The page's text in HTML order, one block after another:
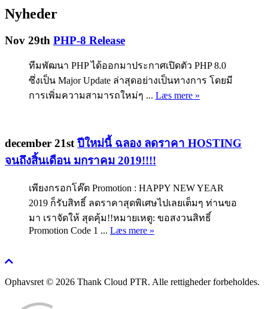
Nyheder
Nov 29th PHP-8 Release
ทีมพัฒนา PHP ได้ออกมาประกาศเปิดตัว PHP 8.0
ซึ่งเป็น Major Update ล่าสุดอย่างเป็นทางการ โดยมี
การเพิ่มความสามารถใหม่ๆ ... Læs mere »
december 21stปีใหม่นี้ ฉลอง ลดราคา HOSTING
จนถึงสิ้นเดือน มกราคม 2019!!!!
เพียงกรอกโค๊ต Promotion : HAPPY NEW YEAR
2019 ก็รับสิทธิ์ ลดราคาสุดพิเศษไปเลยเต็มๆ ท่านขอ
มา เราจัดให้ สุดคุ้ม!!หมายเหตู: ขอสงวนสิทธิ์
Promotion Code 1 ... Læs mere »
Ophavsret © 2026 Thank Cloud PTR. Alle rettigheder forbeholdes.